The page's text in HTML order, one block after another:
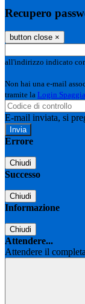
Recupero
button close ×
all'indirizzo indicato
Non hai una e-mail
tramite la Login
E-mail inviata, si
Errore
Chiudi
Successo
Chiudi
Informazione
Chiudi
Attendere...
Attendere il